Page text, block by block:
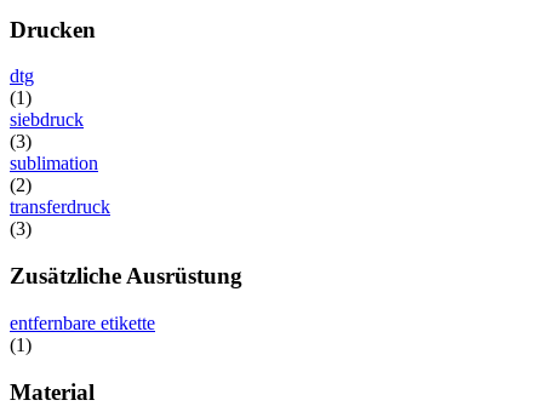
Drucken
dtg
(1)
siebdruck
(3)
sublimation
(2)
transferdruck
(3)
Zusätzliche Ausrüstung
entfernbare etikette
(1)
Material